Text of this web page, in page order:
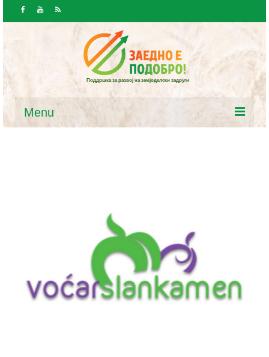
Поддршка за развој на земјоделски задруги
Menu
Повици / Огласи
Закони и програми
Задружни принципи